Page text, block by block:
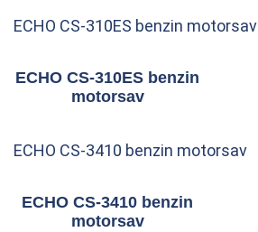
ECHO CS-310ES benzin motorsav
ECHO CS-310ES benzin
motorsav
ECHO CS-3410 benzin motorsav
ECHO CS-3410 benzin
motorsav